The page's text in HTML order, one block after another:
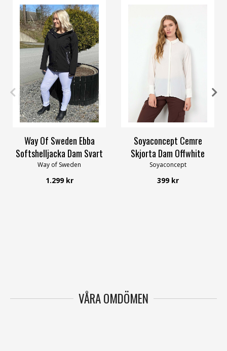
36 38 40 42 44 58/60
Way Of Sweden Ebba
Softshelljacka Dam Svart
Way of Sweden
1.299 kr
S L XL XXL
Soyaconcept Cemre
Skjorta Dam Offwhite
Soyaconcept
399 kr
VÅRA OMDÖMEN